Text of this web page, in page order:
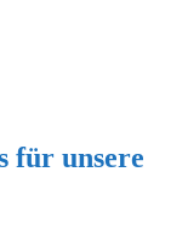
für unsere